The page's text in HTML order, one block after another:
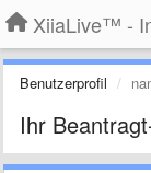
XiiaLive™ -
Benutzerprofil
Ihr